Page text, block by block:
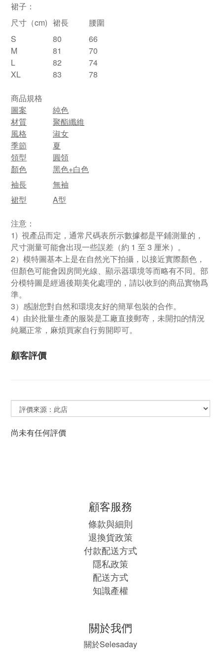
裙子：
尺寸（cm) 裙長
腰圍
S
80
66
M
81
70
L
82
74
XL
83 78
商品規格
圖案
純色
材質
聚酯纖維
風格
淑女
季節
夏
領型
圓領
顏色
黑色+白色
袖長
無袖
裙型
A型
注意：
1) 視產品而定，通常尺碼表所示數據都是平鋪測量的，
尺寸測量可能會出現一些誤差（約 1 至 3 厘米）。
2）模特圖基本上是在自然光下拍攝，以接近實際顏色，
但顏色可能會因房間光線、顯示器環境等而略有不同。部
分模特圖是經過後期美化處理的，請以收到的商品實物爲
準。
3）感謝您對自然和環境友好的簡單包裝的合作。
4）由於批量生產的服裝是工廠直接郵寄，未開扣的情況
純屬正常，麻煩買家自行剪開即可。
顧客評價
尚未有任何評價
顧客服務
條款與細則
退換貨政策
付款配送方式
隱私政策
配送方式
知識產權
關於我們
關於Selesaday